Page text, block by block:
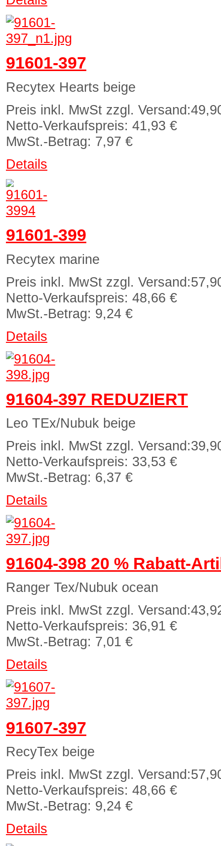
91601-397
Recytex Hearts beige
Preis inkl. MwSt zzgl. Versand:
Netto-Verkaufspreis: 41,93 €
MwSt.-Betrag: 7,97 €
Details
91601-399
Recytex marine
Preis inkl. MwSt zzgl. Versand:
Netto-Verkaufspreis: 48,66 €
MwSt.-Betrag: 9,24 €
Details
91604-397 REDUZIERT
Leo TEx/Nubuk beige
Preis inkl. MwSt zzgl. Versand:
Netto-Verkaufspreis: 33,53 €
MwSt.-Betrag: 6,37 €
Details
91604-398 20 % Rabatt-
Ranger Tex/Nubuk ocean
Preis inkl. MwSt zzgl. Versand:
Netto-Verkaufspreis: 36,91 €
MwSt.-Betrag: 7,01 €
Details
91607-397
RecyTex beige
Preis inkl. MwSt zzgl. Versand:
Netto-Verkaufspreis: 48,66 €
MwSt.-Betrag: 9,24 €
Details